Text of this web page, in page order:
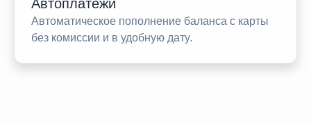
Автоплатежи
Автоматическое пополнение баланса с карты
без комиссии и в удобную дату.